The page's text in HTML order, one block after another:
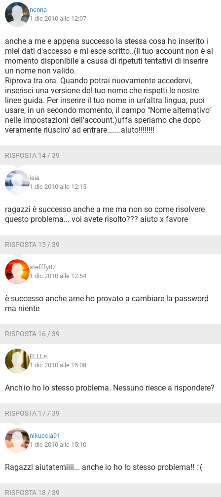
nenna
1 dic 2010 alle 12:07
anche a me e appena successo la stessa cosa ho inserito i
miei dati d'accesso e mi esce scritto..(Il tuo account non è al
momento disponibile a causa di ripetuti tentativi di inserire
un nome non valido.
Riprova tra ora. Quando potrai nuovamente accedervi,
inserisci una versione del tuo nome che rispetti le nostre
linee guida. Per inserire il tuo nome in un'altra lingua, puoi
usare, in un secondo momento, il campo "Nome alternativo"
nelle impostazioni dell'account.)uffa speriamo che dopo
veramente riusciro' ad entrare.......aiuto!!!!!!!!
RISPOSTA 14 / 39
iaia
1 dic 2010 alle 12:15
ragazzi è successo anche a me ma non so come risolvere
questo problema... voi avete risolto??? aiuto x favore
RISPOSTA 15 / 39
stefffy87
1 dic 2010 alle 12:54
è successo anche ame ho provato a cambiare la password
ma niente
RISPOSTA 16 / 39
ELLLe.
1 dic 2010 alle 15:08
Anch'io ho lo stesso problema. Nessuno riesce a rispondere?
RISPOSTA 17 / 39
nikuccia91
1 dic 2010 alle 15:10
Ragazzi aiutatemiiii... anche io ho lo stesso problema!! :'(
RISPOSTA 18 / 39